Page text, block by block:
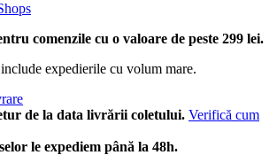
comenzile cu o valoare de peste 299 lei.
expedierile cu volum mare.
de la data livrării coletului. Verifică cum
le expediem până la 48h.